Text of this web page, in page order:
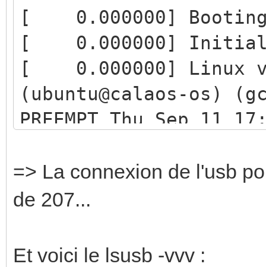
[ 0.000000] Booting
[ 0.000000]
[ 0.000000] Linux
(ubuntu@calaos-os)
PREEMPT Thu Sep 11
revision 2 (ARMv7),
[ 0.000000] CPU:
[ 0.000000]
=> La connexion de l'usb
de 207...
Et voici le lsusb -vvv :